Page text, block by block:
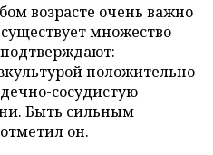
возрасте очень важно
множество
положительно
сосудистую
Быть сильным
он.